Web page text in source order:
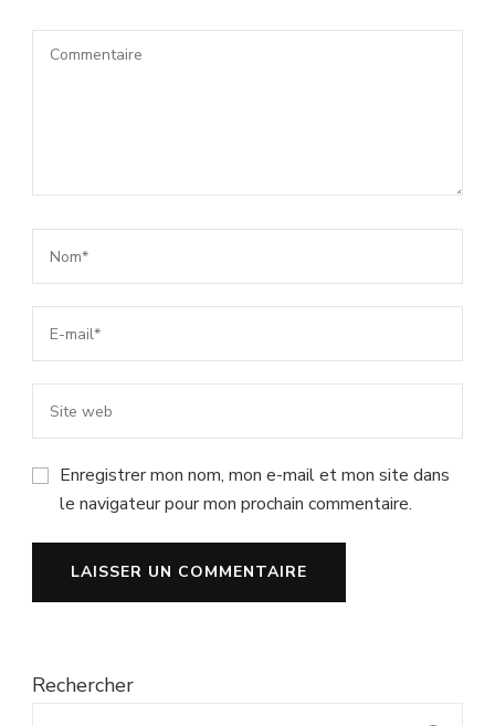
Enregistrer mon nom, mon e-mail et mon site dans
le navigateur pour mon prochain commentaire.
Rechercher